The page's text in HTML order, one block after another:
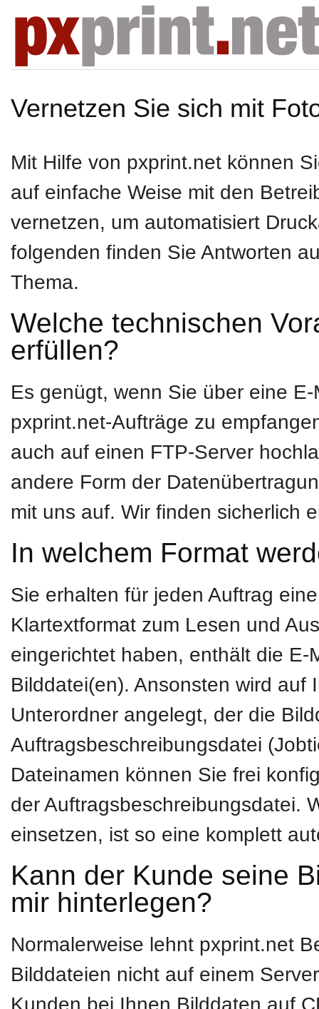
Vernetzen Sie sich mit
Mit Hilfe von pxprint.net können
auf einfache Weise mit den
vernetzen, um automatisiert
folgenden finden Sie Antworten
Thema.
Welche technischen
erfüllen?
Es genügt, wenn Sie über eine
pxprint.net-Aufträge zu
auch auf einen FTP-Server
andere Form der
mit uns auf. Wir finden sicherlich
In welchem Format
Sie erhalten für jeden Auftrag
Klartextformat zum Lesen und
eingerichtet haben, enthält die
Bilddatei(en). Ansonsten wird auf
Unterordner angelegt, der die
Auftragsbeschreibungsdatei
Dateinamen können Sie frei
der Auftragsbeschreibungsdatei.
einsetzen, ist so eine komplett
Kann der Kunde seine
mir hinterlegen?
Normalerweise lehnt pxprint.net
Bilddateien nicht auf einem
Kunden bei Ihnen Bilddaten auf